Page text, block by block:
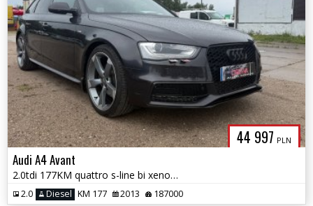
44 997 PLN
Audi A4 Avant
2.0tdi 177KM quattro s-line bi xenon ledy fotele komfort serwis gwarn
2.0 Diesel KM 177 2013 187000